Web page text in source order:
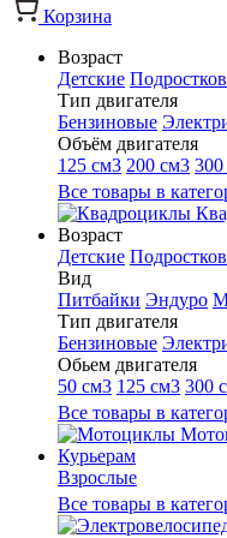
Корзина
Возраст
Детские
Тип двигателя
Бензиновые
Объём двигателя
125 см3 200 см3
Все товары в
Возраст
Детские
Вид
Питбайки Эндуро
Тип двигателя
Бензиновые
Обьем двигателя
50 см3 125 см3 300
Все товары в
Курьерам
Взрослые
Все товары в